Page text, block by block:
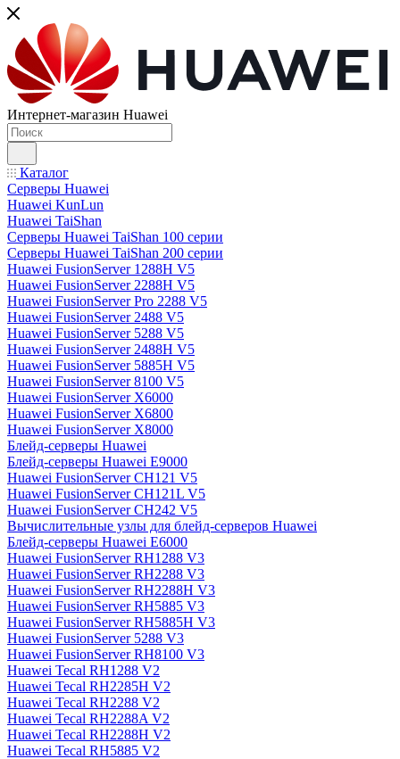
Интернет-магазин Huawei
Каталог
Серверы Huawei
Huawei KunLun
Huawei TaiShan
Серверы Huawei TaiShan 100 серии
Серверы Huawei TaiShan 200 серии
Huawei FusionServer 1288H V5
Huawei FusionServer 2288H V5
Huawei FusionServer Pro 2288 V5
Huawei FusionServer 2488 V5
Huawei FusionServer 5288 V5
Huawei FusionServer 2488H V5
Huawei FusionServer 5885H V5
Huawei FusionServer 8100 V5
Huawei FusionServer X6000
Huawei FusionServer X6800
Huawei FusionServer X8000
Блейд-серверы Huawei
Блейд-серверы Huawei E9000
Huawei FusionServer CH121 V5
Huawei FusionServer CH121L V5
Huawei FusionServer CH242 V5
Вычислительные узлы для блейд-серверов Huawei
Блейд-серверы Huawei E6000
Huawei FusionServer RH1288 V3
Huawei FusionServer RH2288 V3
Huawei FusionServer RH2288H V3
Huawei FusionServer RH5885 V3
Huawei FusionServer RH5885H V3
Huawei FusionServer 5288 V3
Huawei FusionServer RH8100 V3
Huawei Tecal RH1288 V2
Huawei Tecal RH2285H V2
Huawei Tecal RH2288 V2
Huawei Tecal RH2288A V2
Huawei Tecal RH2288H V2
Huawei Tecal RH5885 V2